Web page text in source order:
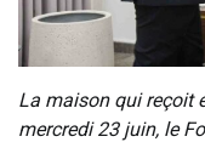
‎La maison qui reçoit
mercredi 23 juin, le